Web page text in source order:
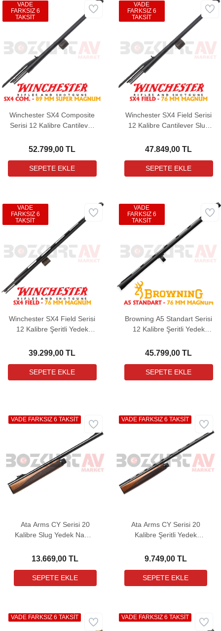
Winchester SX4 Composite
Serisi 12 Kalibre Cantilever
Super Magnum)
52.799,00 TL
VADE
FARKSIZ 6
TAKSİT
Winchester SX4 Field Serisi
12 Kalibre Cantilever Slug
Magnum)
47.849,00 TL
VADE
FARKSIZ 6
TAKSİT
Winchester SX4 Field Serisi
12 Kalibre Şeritli Yedek
39.299,00 TL
VADE
FARKSIZ 6
TAKSİT
Browning A5 Standart Serisi
12 Kalibre Şeritli Yedek
45.799,00 TL
VADE
FARKSIZ 6
TAKSİT
Ata Arms CY Serisi 20
Kalibre Slug Yedek Namlu
13.669,00 TL
VADE FARKSIZ 6 TAKSİT
Ata Arms CY Serisi 20
Kalibre Şeritli Yedek
9.749,00 TL
VADE FARKSIZ 6 TAKSİT
VADE FARKSIZ 6 TAKSİT VADE FARKSIZ 6 TAKSİT